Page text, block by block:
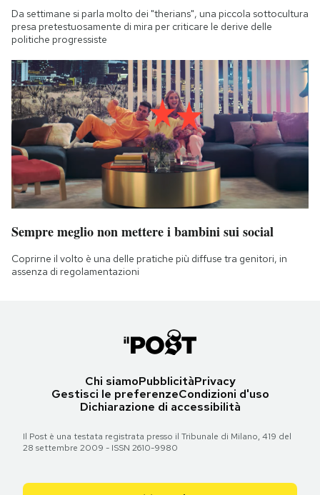
Da settimane si parla molto dei "therians", una piccola sottocultura
presa pretestuosamente di mira per criticare le derive delle
politiche progressiste
Sempre meglio non mettere i bambini sui social
Coprirne il volto è una delle pratiche più diffuse tra genitori, in
assenza di regolamentazioni
Chi siamoPubblicitàPrivacy
Gestisci le preferenzeCondizioni d'uso
Dichiarazione di accessibilità
Il Post è una testata registrata presso il Tribunale di Milano, 419 del
28 settembre 2009 - ISSN 2610-9980